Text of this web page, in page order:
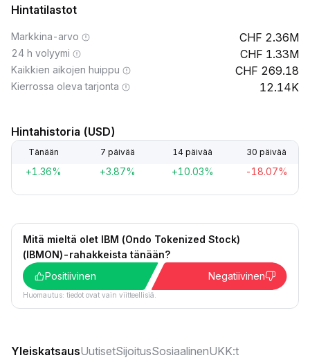
Hintatilastot
Markkina-arvo 2.36M
24 h volyymi 1.33M
Kaikkien aikojen huippu 269.18
Kierrossa oleva tarjonta 12.14K
Hintahistoria (USD)
Tänään 7 päivää 14 päivää 30 päivää
+1.36% +3.87% +10.03% -18.07%
Mitä mieltä olet IBM (Ondo Tokenized Stock)
(IBMON)-rahakkeista tänään?
Positiivinen
Negatiivinen
Huomautus: tiedot ovat vain viitteellisiä.
YleiskatsausUutisetSijoitusSosiaalinenUKK:t